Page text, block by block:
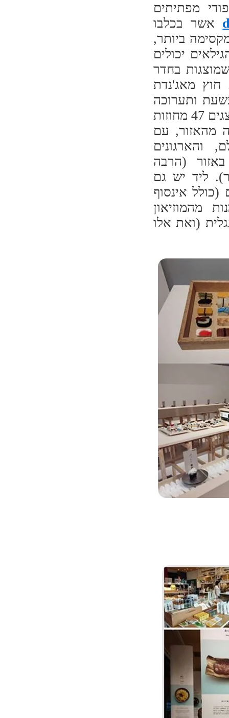
מפתיתים
אשר בכלבו
ביותר,
יכולים
בחדר
מאג'נדת
ותערוכה
מקסימה ממש. בחדר אחר, שעל שמו המוזיאון, מוצגים 47 מחוזות
מהאזור, עם
והארגונים
(הרבה
ליד יש גם
אינסוף
מהמוזיאון
(ואת אלו